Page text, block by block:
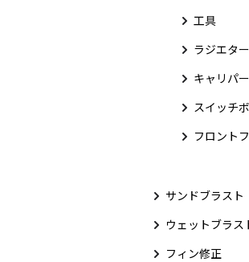
工具
ラジエター
キャリパー
スイッチ
フロント
サンドブラスト
ウェットブラス
フィン修正